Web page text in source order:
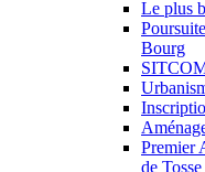
Le plus
Bourg
Premier
de Tosse